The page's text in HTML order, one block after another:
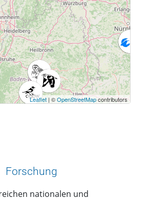
Leaflet | ©OpenStreetMapcontributors
Forschung
nationalen und